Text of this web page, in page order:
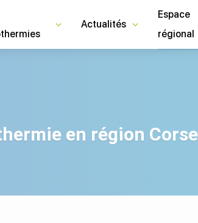
Actualités
Espace
régional
en région Corse